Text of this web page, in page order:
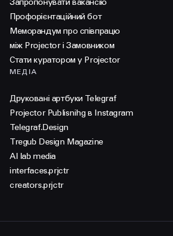
Запропонувати вакансію
Профорієнтаційний бот
Меморандум про співпрацю
між Projector і Замовником
Стати куратором у Projector
МЕДІА
Друковані артбуки Telegraf
Projector Publisnihg в Instagram
Telegraf.Design
Tregub Design Magazine
AI lab media
interfaces.prjctr
creators.prjctr